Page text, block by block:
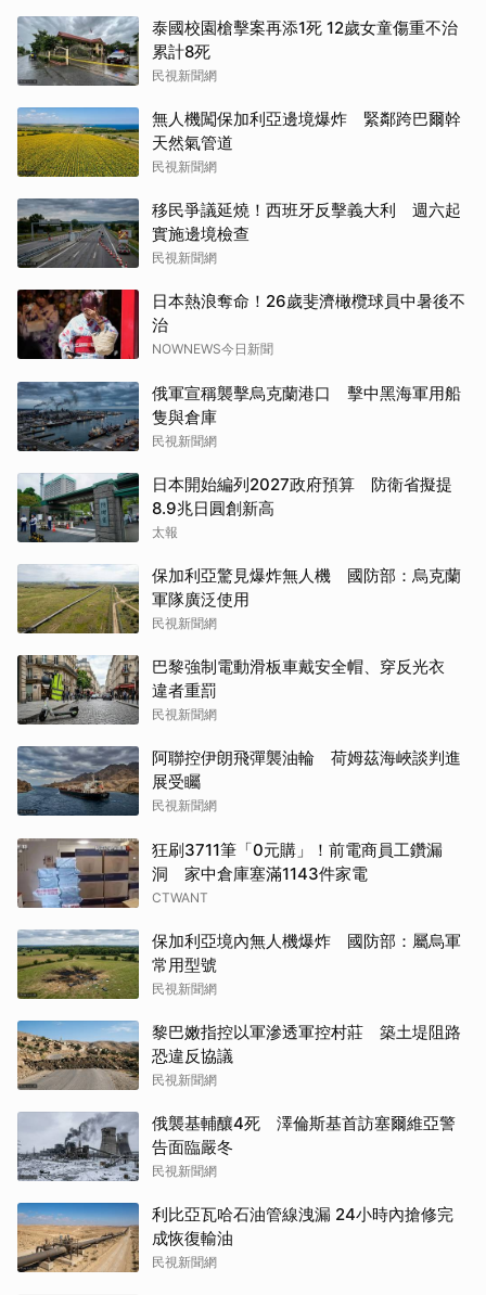
泰國校園槍擊案再添1死 12歲女童傷重不治
累計8死
民視新聞網
無人機闖保加利亞邊境爆炸 緊鄰跨巴爾幹
天然氣管道
民視新聞網
移民爭議延燒！西班牙反擊義大利 週六起
實施邊境檢查
民視新聞網
日本熱浪奪命！26歲斐濟橄欖球員中暑後不
治
NOWNEWS今日新聞
俄軍宣稱襲擊烏克蘭港口 擊中黑海軍用船
隻與倉庫
民視新聞網
日本開始編列2027政府預算 防衛省擬提
8.9兆日圓創新高
太報
保加利亞驚見爆炸無人機 國防部：烏克蘭
軍隊廣泛使用
民視新聞網
巴黎強制電動滑板車戴安全帽、穿反光衣
違者重罰
民視新聞網
阿聯控伊朗飛彈襲油輪 荷姆茲海峽談判進
展受矚
民視新聞網
狂刷3711筆「0元購」！前電商員工鑽漏
洞 家中倉庫塞滿1143件家電
CTWANT
保加利亞境內無人機爆炸 國防部：屬烏軍
常用型號
民視新聞網
黎巴嫩指控以軍滲透軍控村莊 築土堤阻路
恐違反協議
民視新聞網
俄襲基輔釀4死 澤倫斯基首訪塞爾維亞警
告面臨嚴冬
民視新聞網
利比亞瓦哈石油管線洩漏 24小時內搶修完
成恢復輸油
民視新聞網